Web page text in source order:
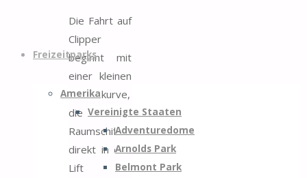
Freizeitparks
Amerika
Vereinigte Staaten
Adventuredome
Arnolds Park
Belmont Park
Die Fahrt auf
Clipper
beginnt mit
einer kleinen
Rechtskurve,
die den
Raumschiffverbund
direkt in den
Lift der